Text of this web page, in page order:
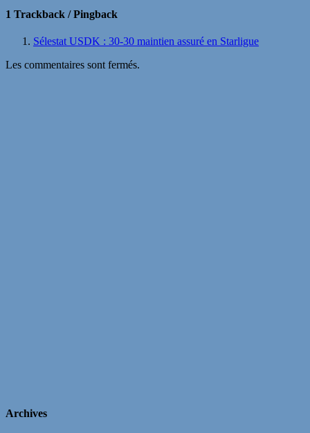
1 Trackback / Pingback
Sélestat USDK : 30-30 maintien assuré en Starligue
Les commentaires sont fermés.
Archives